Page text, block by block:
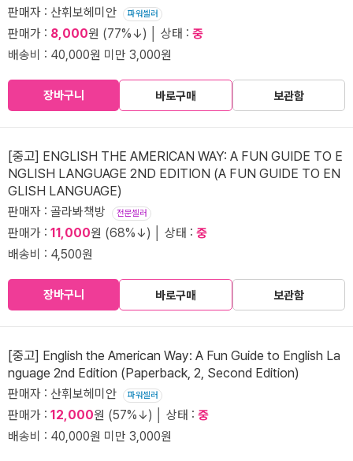
판매자 : 산휘보헤미안 파워셀러
판매가 : 8,000원 (77%↓) │ 상태 : 중
배송비 : 40,000원 미만 3,000원
장바구니 바로구매 보관함
[중고] ENGLISH THE AMERICAN WAY: A FUN GUIDE TO E
NGLISH LANGUAGE 2ND EDITION (A FUN GUIDE TO EN
GLISH LANGUAGE)
판매자 : 골라봐책방 전문셀러
판매가 : 11,000원 (68%↓) │ 상태 : 중
배송비 : 4,500원
장바구니 바로구매 보관함
[중고] English the American Way: A Fun Guide to English La
nguage 2nd Edition (Paperback, 2, Second Edition)
판매자 : 산휘보헤미안 파워셀러
판매가 : 12,000원 (57%↓) │ 상태 : 중
배송비 : 40,000원 미만 3,000원